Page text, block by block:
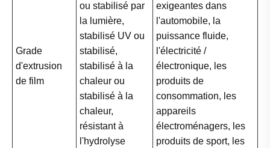
Grade
d'extrusion
de film
ou stabilisé par
la lumière,
stabilisé UV ou
stabilisé,
stabilisé à la
chaleur ou
stabilisé à la
chaleur,
résistant à
l'hydrolyse
exigeantes dans
l'automobile, la
puissance fluide,
l'électricité /
électronique, les
produits de
consommation, les
appareils
électroménagers, les
produits de sport, les